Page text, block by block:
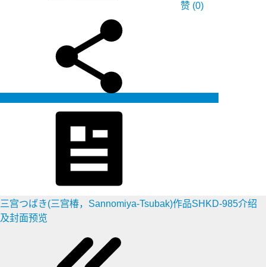
赞 (0)
三宫つばき(三宫椿，Sannomiya-Tsubak)作品SHKD-985介绍
及封面预览